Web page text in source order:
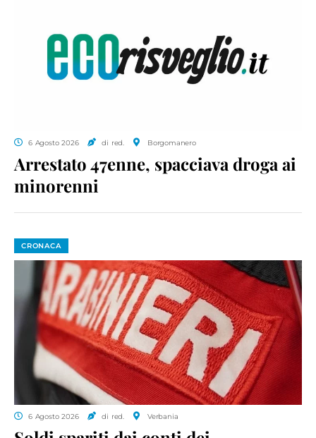
6 Agosto 2026 di red. Borgomanero
Arrestato 47enne, spacciava droga ai
minorenni
CRONACA
6 Agosto 2026 di red. Verbania